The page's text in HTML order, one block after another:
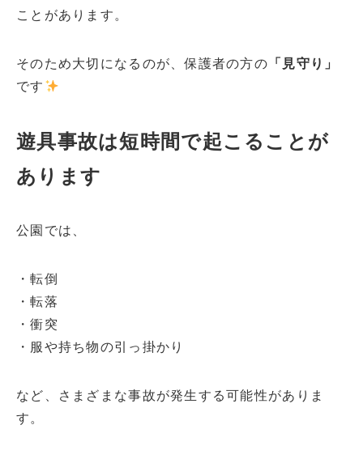
ことがあります。
そのため大切になるのが、保護者の方の 「見守り」
です
遊具事故は短時間で起こることが
あります
公園では、
・転倒
・転落
・衝突
・服や持ち物の引っ掛かり
など、さまざまな事故が発生する可能性がありま
す。